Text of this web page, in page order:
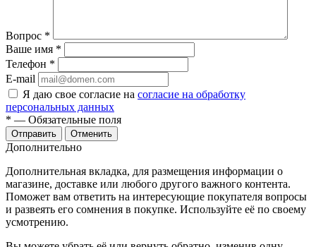
Вопрос *
Ваше имя *
Телефон *
E-mail
Я даю свое согласие на согласие на обработку
персональных данных
* — Обязательные поля
Отменить
Дополнительно
Дополнительная вкладка, для размещения информации о
магазине, доставке или любого другого важного контента.
Поможет вам ответить на интересующие покупателя вопросы
и развеять его сомнения в покупке. Используйте её по своему
усмотрению.